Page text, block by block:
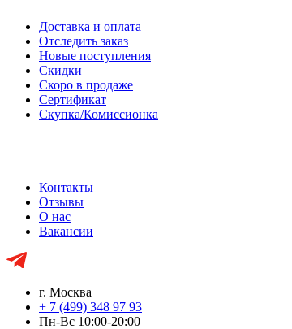
Доставка и оплата
Отследить заказ
Новые поступления
Скидки
Скоро в продаже
Сертификат
Скупка/Комиссионка
Контакты
Отзывы
О нас
Вакансии
г. Москва
+ 7 (499) 348 97 93
Пн-Вс 10:00-20:00